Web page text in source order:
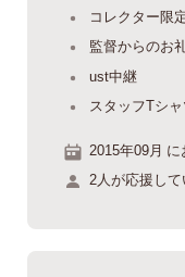
コレクター限
監督からのお
ust中継
スタッフTシ
2015年09月 に
2人が応援して